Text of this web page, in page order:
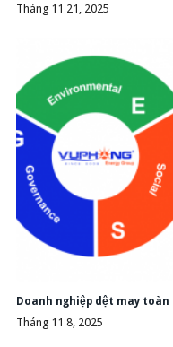
Tháng 11 21, 2025
Doanh nghiệp dệt may
Tháng 11 8, 2025